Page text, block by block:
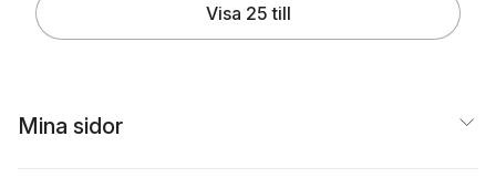
Visa 25 till
Mina sidor